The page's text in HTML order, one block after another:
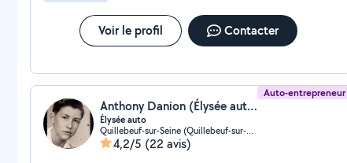
Voir le profil Contacter
Auto-entrepreneur
Anthony Danion (Élysée auto)
Élysée auto
Quillebeuf-sur-Seine (Quillebeuf-sur-Seine)
4,2/5 (22 avis)